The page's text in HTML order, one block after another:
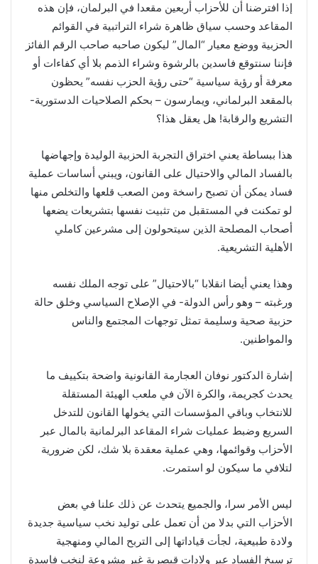
إذا افترضنا أن للأحزاب أربعين مقعدا في البرلمان، فإن هذه
المقاعد وحسب سياق ظاهرة شراء التراتبية في القوائم
الحزبية ووضع معيار “المال” ليكون صاحبه صاحب الرقم الفائز
فإننا سنتوقع فاسدين بالرشوة وشراء الذمم بلا أي كفاءات أو
معرفة أو رؤية سياسية “حتى رؤية الحزب نفسه” يحظون
بالمقعد البرلماني، ويمارسون – بحكم الصلاحيات الدستورية-
التشريع والرقابة! هل يعقل هذا؟
هذا ببساطة يعني اختراق التجربة الحزبية الوليدة وإجهاضها
بالفساد المالي والاحتيال على القانون، ويبني أساسات عملية
فساد يمكن أن تصبح راسخة ومن الصعب قلعها والتخلص منها
لو تمكنت في المستقبل من تثبيت نفسها بتشريعات يضعها
أصحاب المصلحة الذين سيتحولون إلى مشرعين كاملي
الأهلية التشريعية.
وهذا يعني أيضا انقلابا “بالاحتيال” على توجه الملك نفسه
ورغبته – وهو رأس الدولة- في الإصلاح السياسي وخلق حالة
حزبية صحية وسليمة تمثل توجهات المجتمع والناس
والمواطنين.
إشارة الدكتور نوفان العجارمة القانونية واضحة بتكييف ما
يحدث كجريمة، والكرة الآن في ملعب الهيئة المستقلة
للانتخاب وباقي المؤسسات التي يخولها القانون للتدخل
السريع وضبط عمليات شراء المقاعد البرلمانية بالمال عبر
الأحزاب وقوائمها، وهي عملية معقدة بلا شك، لكن ضرورية
لتلافي ما سيكون لو استمرت.
ليس الأمر سرا، والجميع يتحدث عن ذلك علنا في بعض
الأحزاب التي بدلا من أن تعمل على توليد نخب سياسية جديدة
ولادة طبيعية، لجأت قياداتها إلى التربح المالي ومنهجية
ترسيخ الفساد عبر ولادات قيصرية غير مشروعة لنخب فاسدة